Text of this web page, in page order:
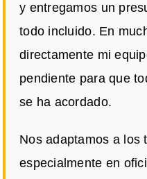
y entregamos un
todo incluido. En
directamente mi
pendiente para que
se ha acordado.
Nos adaptamos a los
especialmente en